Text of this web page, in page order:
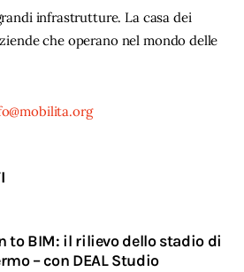
infrastrutture. La casa dei
che operano nel mondo delle
to BIM: il rilievo dello stadio di
– con DEAL Studio